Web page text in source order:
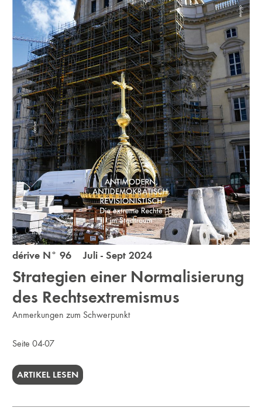
dérive N° 96 Juli - Sept 2024
Strategien einer Normalisierung
des Rechtsextremismus
Anmerkungen zum Schwerpunkt
Seite 04-07
ARTIKEL LESEN